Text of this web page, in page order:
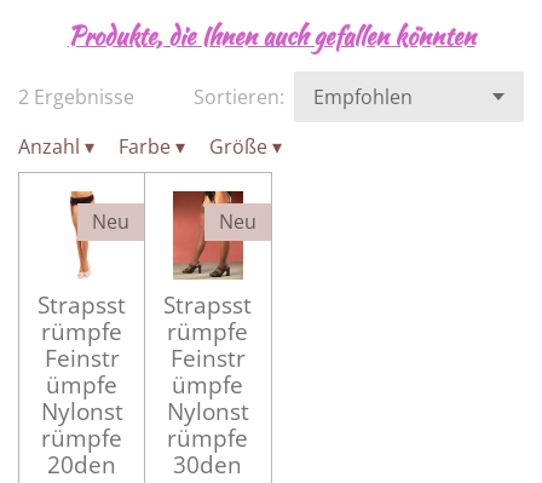
Produkte, die Ihnen auch gefallen könnten
2 Ergebnisse
Sortieren:
Anzahl ▾ Farbe▾ Größe▾
Neu
Strapsst
rümpfe
Feinstr
ümpfe
Nylonst
rümpfe
20den
Neu
Strapsst
rümpfe
Feinstr
ümpfe
Nylonst
rümpfe
30den